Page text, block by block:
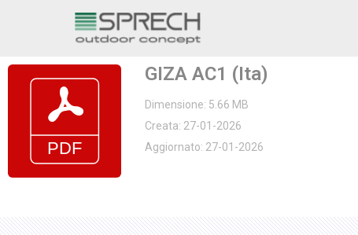
al
contenuto
GIZA AC1 (Ita)
Dimensione: 5.66 MB
Creata: 27-01-2026
Aggiornato: 27-01-2026